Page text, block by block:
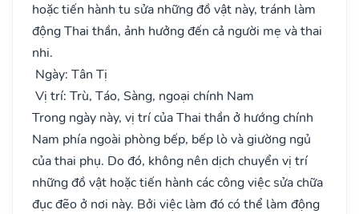
hoặc tiến hành tu sửa những đồ vật này, tránh làm
động Thai thần, ảnh hưởng đến cả người mẹ và thai
nhi.
Ngày: Tân Tị
Vị trí: Trù, Táo, Sàng, ngoại chính Nam
Trong ngày này, vị trí của Thai thần ở hướng chính
Nam phía ngoài phòng bếp, bếp lò và giường ngủ
của thai phụ. Do đó, không nên dịch chuyển vị trí
những đồ vật hoặc tiến hành các công việc sửa chữa
đục đẽo ở nơi này. Bởi việc làm đó có thể làm động